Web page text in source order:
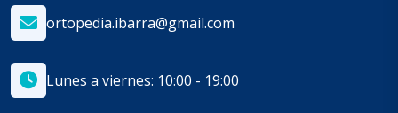
ortopedia.ibarra@gmail.com
Lunes a viernes: 10:00 - 19:00